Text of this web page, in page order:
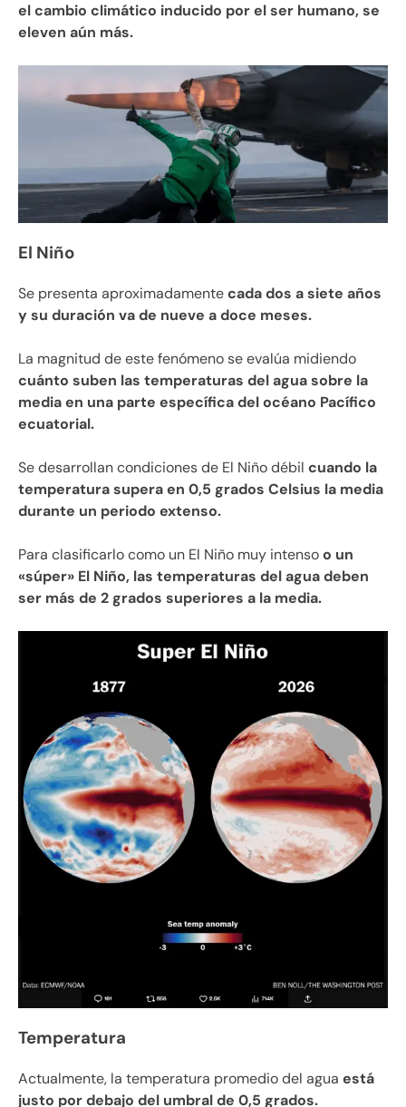
el cambio climático inducido por el ser humano, se
eleven aún más.
El Niño
Se presenta aproximadamentecada dos a siete años
y su duración va de nueve a doce meses.
La magnitud de este fenómeno se evalúa midiendo
cuánto suben las temperaturas del agua sobre la
media en una parte específica del océano Pacífico
ecuatorial.
Se desarrollan condiciones de El Niño débil cuando la
temperatura supera en 0,5 grados Celsius la media
durante un periodo extenso.
Para clasificarlo como un El Niño muy intensoo un
«súper» El Niño, las temperaturas del agua deben
ser más de 2 grados superiores a la media.
Temperatura
Actualmente, la temperatura promedio del agua está
justo por debajo del umbral de 0,5 grados.